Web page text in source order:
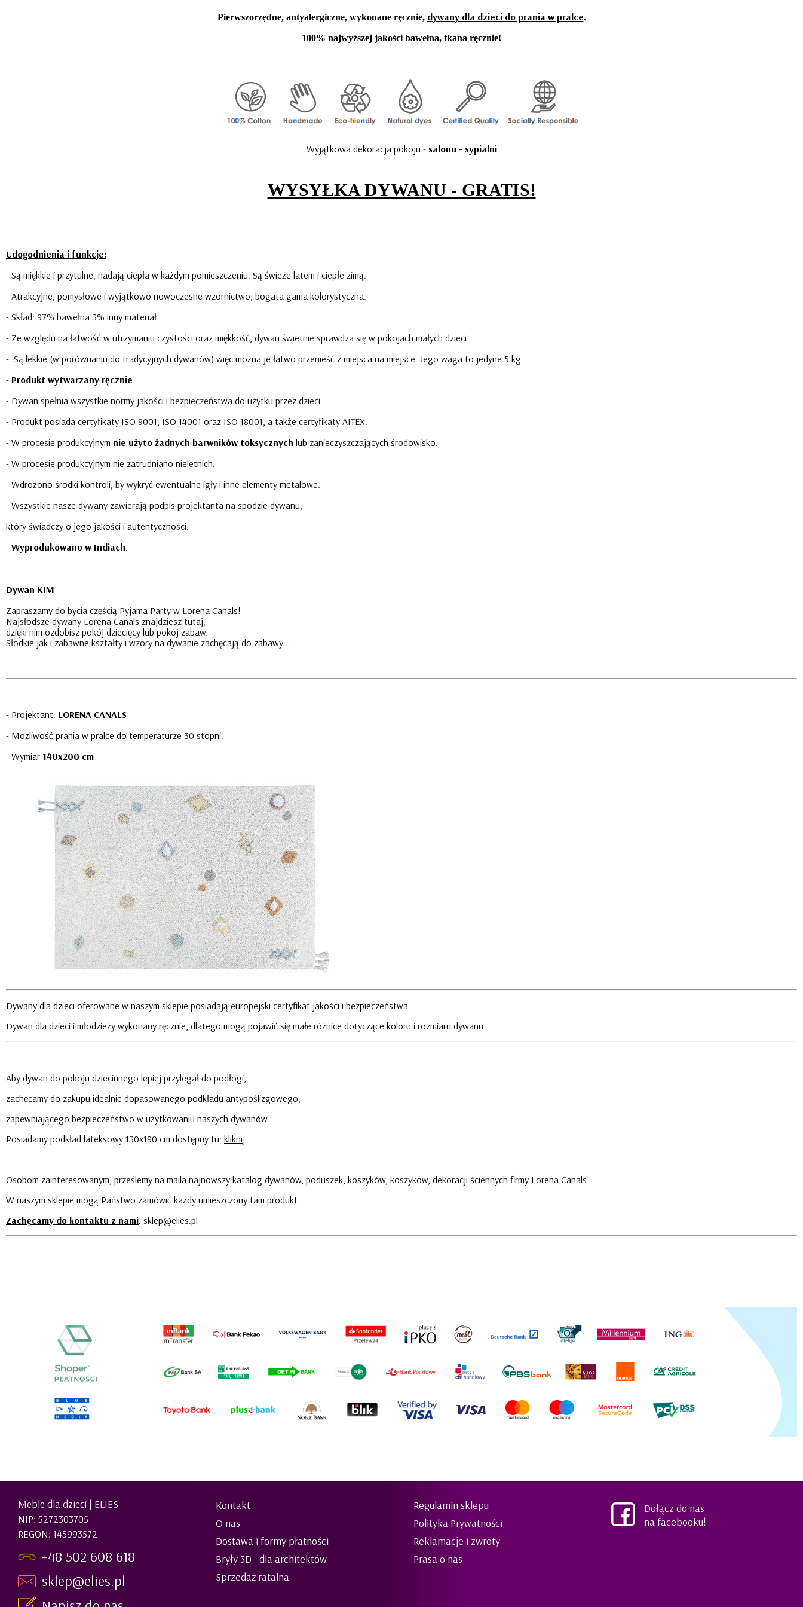
Pierwszorzędne, antyalergiczne, wykonane ręcznie, dywany dla dzieci do prania w pralce.
100% najwyższej jakości bawełna, tkana ręcznie!
Wyjątkowa dekoracja pokoju - salonu - sypialni
WYSYŁKA DYWANU - GRATIS!
Udogodnienia i funkcje:
- Są miękkie i przytulne, nadają ciepła w każdym pomieszczeniu. Są świeże latem i ciepłe zimą.
- Atrakcyjne, pomysłowe i wyjątkowo nowoczesne wzornictwo, bogata gama kolorystyczna.
- Skład: 97% bawełna 3% inny materiał.
- Ze względu na łatwość w utrzymaniu czystości oraz miękkość, dywan świetnie sprawdza się w pokojach małych dzieci.
- Są lekkie (w porównaniu do tradycyjnych dywanów) więc można je łatwo przenieść z miejsca na miejsce. Jego waga to jedyne 5 kg.
- Produkt wytwarzany ręcznie.
- Dywan spełnia wszystkie normy jakości i bezpieczeństwa do użytku przez dzieci.
- Produkt posiada certyfikaty ISO 9001, ISO 14001 oraz ISO 18001, a także certyfikaty AITEX.
- W procesie produkcyjnym nie użyto żadnych barwników toksycznych lub zanieczyszczających środowisko.
- W procesie produkcyjnym nie zatrudniano nieletnich.
- Wdrożono środki kontroli, by wykryć ewentualne igły i inne elementy metalowe.
- Wszystkie nasze dywany zawierają podpis projektanta na spodzie dywanu,
który świadczy o jego jakości i autentyczności.
- Wyprodukowano w Indiach.
Dywan KIM
Zapraszamy do bycia częścią Pyjama Party w Lorena Canals!
Najsłodsze dywany Lorena Canals znajdziesz tutaj,
dzięki nim ozdobisz pokój dziecięcy lub pokój zabaw.
Słodkie jak i zabawne kształty i wzory na dywanie zachęcają do zabawy...
- Projektant: LORENA CANALS
- Możliwość prania w pralce do temperaturze 30 stopni.
- Wymiar 140x200 cm
Dywany dla dzieci oferowane w naszym sklepie posiadają europejski certyfikat jakości i bezpieczeństwa.
Dywan dla dzieci i młodzieży wykonany ręcznie, dlatego mogą pojawić się małe różnice dotyczące koloru i rozmiaru dywanu.
Aby dywan do pokoju dziecinnego lepiej przylegał do podłogi,
zachęcamy do zakupu idealnie dopasowanego podkładu antypoślizgowego,
zapewniającego bezpieczeństwo w użytkowaniu naszych dywanów.
Posiadamy podkład lateksowy 130x190 cm dostępny tu: kliknij
Osobom zainteresowanym, prześlemy na maila najnowszy katalog dywanów, poduszek, koszyków, koszyków, dekoracji ściennych firmy Lorena Canals.
W naszym sklepie mogą Państwo zamówić każdy umieszczony tam produkt.
Zachęcamy do kontaktu z nami: sklep@elies.pl
Meble dla dzieci | ELIES
NIP: 5272303705
REGON: 145993572
+48 502 608 618
sklep@elies.pl
Kontakt
O nas
Dostawa i formy płatności
Bryły 3D - dla architektów
Sprzedaż ratalna
Regulamin sklepu
Polityka Prywatności
Reklamacje i zwroty
Prasa o nas
Dołącz do nas
na facebooku!